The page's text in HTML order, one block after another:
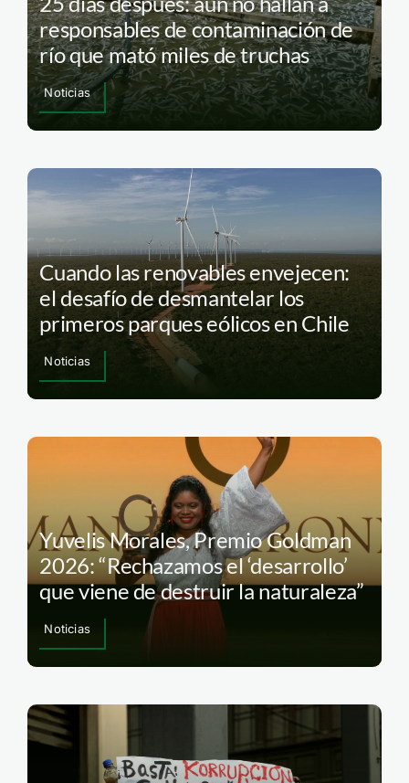
responsables de contaminación de
río que mató miles de truchas
Noticias
Cuando las renovables envejecen:
el desafío de desmantelar los
primeros parques eólicos en Chile
Noticias
Yuvelis Morales, Premio Goldman
2026: “Rechazamos el ‘desarrollo’
que viene de destruir la naturaleza”
Noticias